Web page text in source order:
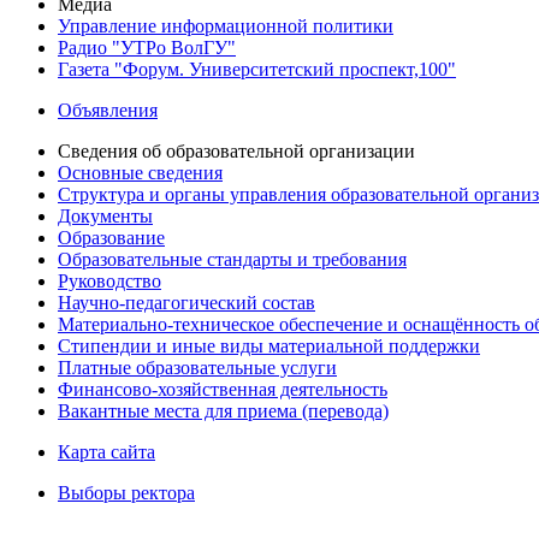
Медиа
Управление информационной политики
Радио "УТРо ВолГУ"
Газета "Форум. Университетский проспект,100"
Объявления
Сведения об образовательной организации
Основные сведения
Структура и органы управления образовательной
Документы
Образование
Образовательные стандарты и требования
Руководство
Научно-педагогический состав
Материально-техническое обеспечение и оснащённость
Стипендии и иные виды материальной поддержки
Платные образовательные услуги
Финансово-хозяйственная деятельность
Вакантные места для приема (перевода)
Карта сайта
Выборы ректора